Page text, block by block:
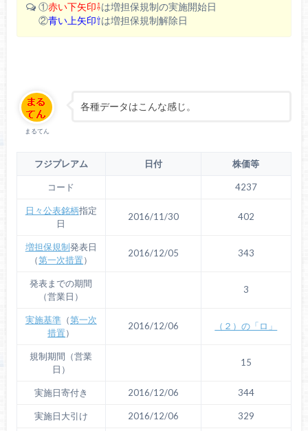
①赤い下矢印⇩は増担保規制の実施開始日
②青い上矢印⇧は増担保規制解除日
まるてん
各種データはこんな感じ。
フジプレアム 日付 株価等
コード 4237
日々公表銘柄指定
日
2016/11/30 402
増担保規制発表日
（第一次措置）
2016/12/05 343
発表までの期間
（営業日）
3
実施基準（第一次
措置）
2016/12/06 （２）の「ロ」
規制期間（営業
日）
15
実施日寄付き 2016/12/06 344
実施日大引け 2016/12/06 329